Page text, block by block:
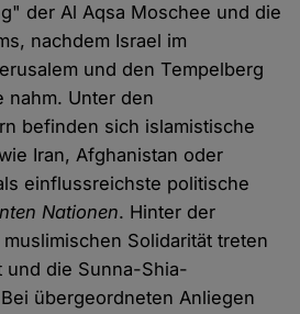
der Al Aqsa Moschee und die
nachdem Israel im
und den Tempelberg
nahm. Unter den
befinden sich islamistische
Iran, Afghanistan oder
einflussreichste politische
Nationen. Hinter der
Solidarität treten
und die Sunna-Shia-
übergeordneten Anliegen